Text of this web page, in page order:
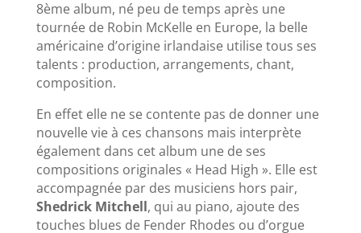
8ème album, né peu de temps après une
tournée de Robin McKelle en Europe, la belle
américaine d’origine irlandaise utilise tous ses
talents : production, arrangements, chant,
composition.
En effet elle ne se contente pas de donner une
nouvelle vie à ces chansons mais interprète
également dans cet album une de ses
compositions originales « Head High ». Elle est
accompagnée par des musiciens hors pair,
Shedrick Mitchell, qui au piano, ajoute des
touches blues de Fender Rhodes ou d’orgue